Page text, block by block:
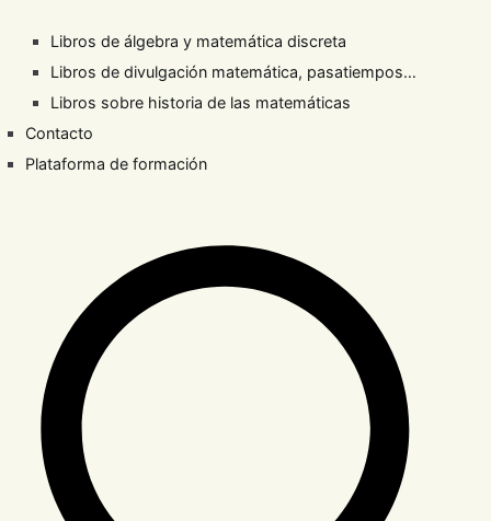
Libros de álgebra y matemática discreta
Libros de divulgación matemática, pasatiempos…
Libros sobre historia de las matemáticas
Contacto
Plataforma de formación